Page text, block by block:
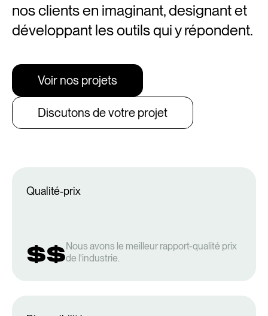
nos clients en imaginant, designant et
développant les outils qui y répondent.
Voir nos projets
Discutons de votre projet
Qualité-prix
$$Nous avons le meilleur rapport-qualité prix
de l'industrie.